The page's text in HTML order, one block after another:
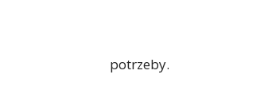
potrzeby.